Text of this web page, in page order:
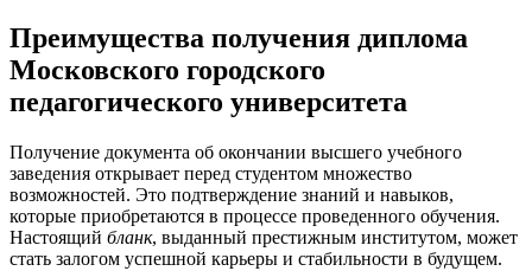
Преимущества получения диплома
Московского городского
педагогического университета
Получение документа об окончании высшего учебного
заведения открывает перед студентом множество
возможностей. Это подтверждение знаний и навыков,
которые приобретаются в процессе проведенного обучения.
Настоящий бланк, выданный престижным институтом, может
стать залогом успешной карьеры и стабильности в будущем.